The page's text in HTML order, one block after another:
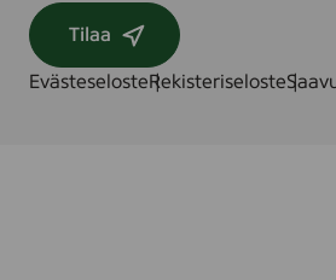
Tilaa
EvästeselosteRekisteriseloste